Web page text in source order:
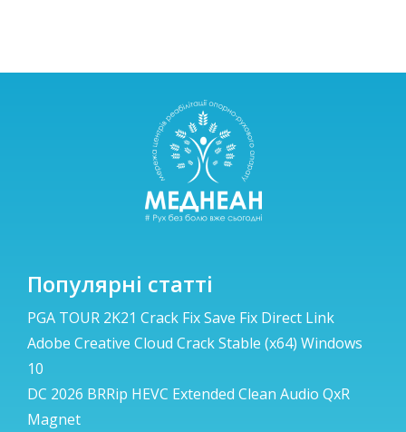
Популярні статті
PGA TOUR 2K21 Crack Fix Save Fix Direct Link
Adobe Creative Cloud Crack Stable (x64) Windows
10
DC 2026 BRRip HEVC Extended Clean Audio QxR
Magnet